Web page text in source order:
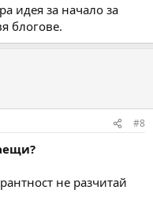
идея за начало за
блогове.
#8
не разчитай